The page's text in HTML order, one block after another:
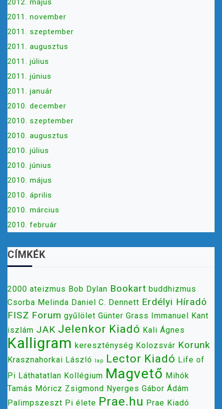
2012. május
2011. november
2011. szeptember
2011. augusztus
2011. július
2011. június
2011. január
2010. december
2010. szeptember
2010. augusztus
2010. július
2010. június
2010. május
2010. április
2010. március
2010. február
CÍMKÉK
2000 ateizmus Bob Dylan Bookart buddhizmus
Csorba Melinda Daniel C. Dennett Erdélyi Híradó
FISZ Forum gyűlölet Günter Grass Immanuel Kant
iszlám JAK Jelenkor Kiadó Kali Ágnes
Kalligram kereszténység Kolozsvár Korunk
Krasznahorkai László lap Lector Kiadó Life of
Pi Láthatatlan Kollégium Magvető Mihók
Tamás Móricz Zsigmond Nyerges Gábor Ádám
Palimpszeszt Pi élete Prae.hu Prae Kiadó